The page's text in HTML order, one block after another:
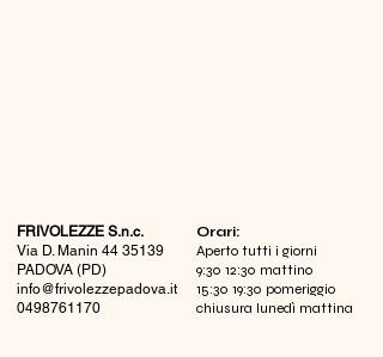
FRIVOLEZZE S.n.c.
Via D. Manin 44 35139
PADOVA (PD)
info@frivolezzepadova.it
0498761170
​Orari:
Aperto tutti i giorni
9:30 12:30 mattino
15:30 19:30 pomeriggio
chiusura lunedì mattina